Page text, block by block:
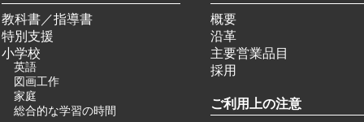
教科書／指導書
特別支援
小学校
英語
図画工作
家庭
総合的な学習の時間
概要
沿革
主要営業品目
採用
ご利用上の注意